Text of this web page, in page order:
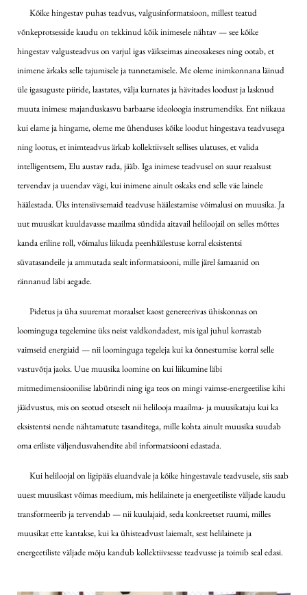
Kõike hingestav puhas teadvus, valgusinformatsioon, millest teatud
võnkeprotsesside kaudu on tekkinud kõik inimesele nähtav — see kõike
hingestav valgusteadvus on varjul igas väikseimas aineosakeses ning ootab, et
inimene ärkaks selle tajumisele ja tunnetamisele. Me oleme inimkonnana läinud
üle igasuguste piiride, laastates, välja kurnates ja hävitades loodust ja lasknud
muuta inimese majanduskasvu barbaarse ideoloogia instrumendiks. Ent niikaua
kui elame ja hingame, oleme me ühenduses kõike loodut hingestava teadvusega
ning lootus, et inimteadvus ärkab kollektiivselt sellises ulatuses, et valida
intelligentsem, Elu austav rada, jääb. Iga inimese teadvusel on suur reaalsust
tervendav ja uuendav vägi, kui inimene ainult oskaks end selle väe lainele
häälestada. Üks intensiivsemaid teadvuse häälestamise võimalusi on muusika. Ja
uut muusikat kuuldavasse maailma sündida aitavail heliloojail on selles mõttes
kanda eriline roll, võimalus liikuda peenhäälestuse korral eksistentsi
süvatasandeile ja ammutada sealt informatsiooni, mille järel šamaanid on
rännanud läbi aegade.
Pidetus ja üha suuremat moraalset kaost genereerivas ühiskonnas on
loominguga tegelemine üks neist valdkondadest, mis igal juhul korrastab
vaimseid energiaid — nii loominguga tegeleja kui ka õnnestumise korral selle
vastuvõtja jaoks. Uue muusika loomine on kui liikumine läbi
mitmedimensioonilise labürindi ning iga teos on mingi vaimse-energeetilise kihi
jäädvustus, mis on seotud otseselt nii helilooja maailma- ja muusikataju kui ka
eksistentsi nende nähtamatute tasanditega, mille kohta ainult muusika suudab
oma eriliste väljendusvahendite abil informatsiooni edastada.
Kui heliloojal on ligipääs eluandvale ja kõike hingestavale teadvusele, siis saab
uuest muusikast võimas meedium, mis helilainete ja energeetiliste väljade kaudu
transformeerib ja tervendab — nii kuulajaid, seda konkreetset ruumi, milles
muusikat ette kantakse, kui ka ühisteadvust laiemalt, sest helilainete ja
energeetiliste väljade mõju kandub kollektiivsesse teadvusse ja toimib seal edasi.